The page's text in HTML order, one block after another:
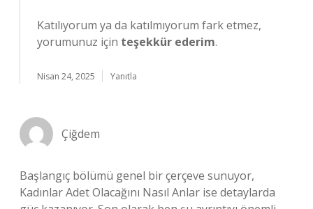
Katılıyorum ya da katılmıyorum fark etmez,
yorumunuz için teşekkür ederim.
Nisan 24, 2025 Yanıtla
Çiğdem
Başlangıç bölümü genel bir çerçeve sunuyor,
Kadınlar Adet Olacağını Nasıl Anlar ise detaylarda